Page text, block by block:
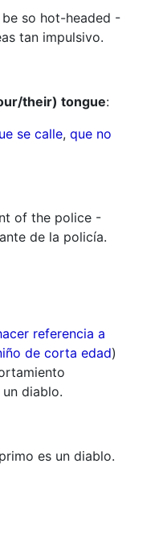
so hot-headed -
tan impulsivo.
their) tongue:
se calle, que no
of the police -
de la policía.
referencia a
de corta edad)
un diablo.
es un diablo.